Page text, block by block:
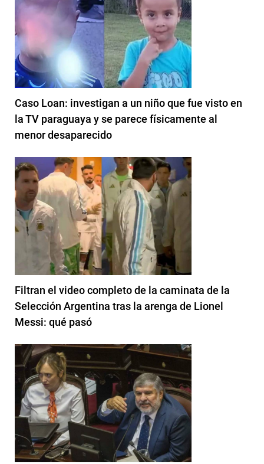
Caso Loan: investigan a un niño que fue visto en
la TV paraguaya y se parece físicamente al
menor desaparecido
Filtran el video completo de la caminata de la
Selección Argentina tras la arenga de Lionel
Messi: qué pasó